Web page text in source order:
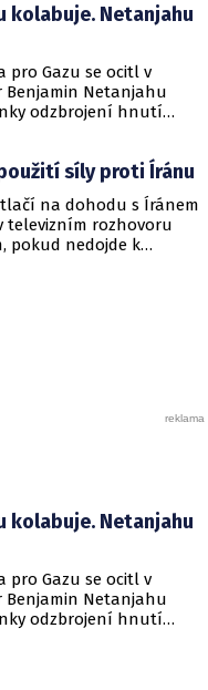
kolabuje. Netanjahu
pro Gazu se ocitl v
Benjamin Netanjahu
odzbrojení hnutí
síly proti Íránu
na dohodu s Íránem
televizním rozhovoru
pokud nedojde k
kolabuje. Netanjahu
pro Gazu se ocitl v
Benjamin Netanjahu
odzbrojení hnutí